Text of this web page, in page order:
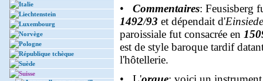
Italie
Liechtenstein
Luxembourg
Norvège
Pologne
République tchèque
Suède
Suisse
• Commentaires: Feusisberg
1492/93 et dépendait d'
paroissiale fut consacrée en
est de style baroque tardif
l'hôtellerie.